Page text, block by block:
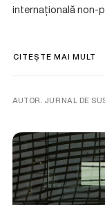
internațională non-
CITEȘTE MAI MULT
AUTOR. JURNAL DE